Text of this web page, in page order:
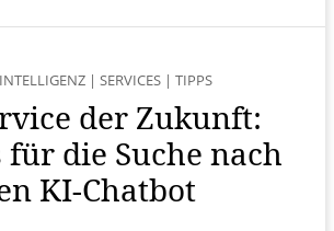
| SERVICES | TIPPS
der Zukunft:
die Suche nach
KI-Chatbot